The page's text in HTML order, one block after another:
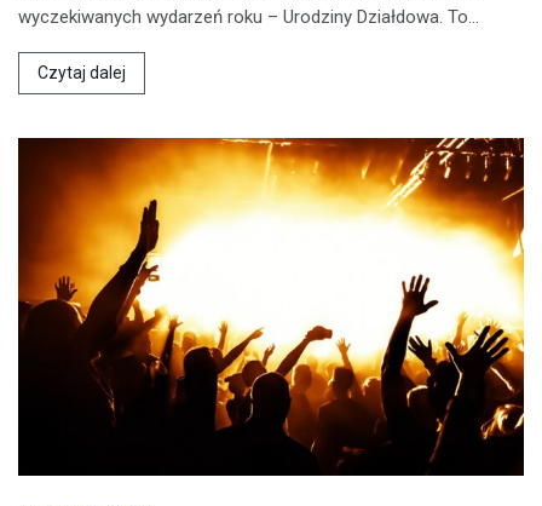
wyczekiwanych wydarzeń roku – Urodziny Działdowa. To…
Czytaj dalej